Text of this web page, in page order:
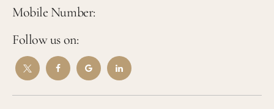
Mobile Number:
Follow us on: